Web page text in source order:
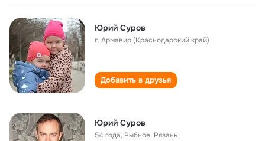
Юрий Суров
г. Армавир (Краснодарский край)
Добавить в друзья
Юрий Суров
54 года, Рыбное, Рязань